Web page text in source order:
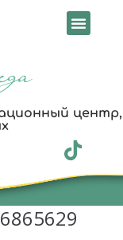
центр,